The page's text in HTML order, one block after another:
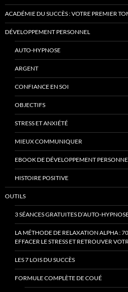
ACADÉMIE DU SUCCÈS : VOTRE PREMIER
DÉVELOPPEMENT PERSONNEL
AUTO-HYPNOSE
ARGENT
CONFIANCE EN SOI
OBJECTIFS
STRESS ET ANXIÉTÉ
MIEUX COMMUNIQUER
EBOOK DE DÉVELOPPEMENT
HISTOIRE POSITIVE
OUTILS
3 SÉANCES GRATUITES D’AUTO-
LA MÉTHODE DE RELAXATION ALPHA :
EFFACER LE STRESS ET RETROUVER
LES 7 LOIS DU SUCCÈS
FORMULE COMPLÈTE DE COUÉ